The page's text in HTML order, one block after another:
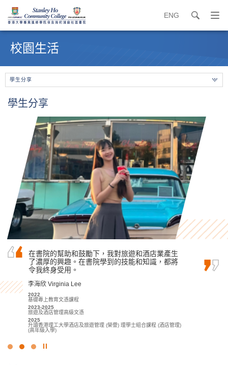
ENG search
打
開
始
校園生活
學生分享
學生分享
你可能是帶着淚水進來書院，但希望你離開時可
以帶着微笑。也許你在書院就讀的課程不是你理
想中的，但希望你在兩年後可以選擇自己想要的
孫慧淇 Sun Wai Ki
2021-2023
應用社會科學副學士(傳理、公關及新聞)
2023
香港浸會大學傳理學學士(榮譽) (公關及廣告)
在書院的幫助和鼓勵下，我對旅遊和酒店業產生
了濃厚的興趣。在書院學到的技能和知識，都將
令我終身受用。
李海欣 Virginia Lee
2022
基礎專上教育文憑課程
2023-2025
旅遊及酒店管理高級文憑
2025
升讀香港理工大學酒店及旅遊管理 (榮譽) 理學士組合課程 (酒店管理)
(高年級入學)
在書院就讀的兩年中，我透過高級文憑課程學習
到許多重要的知識和技能，這些都能為我迎接未
來的挑戰和困難做好準備。
羅健允 Killian Loh
2022-2024
商業管理學高級文憑 (管理及商業法律學)
2024
升讀香港科技大學工商管理學士(管理學) (學分豁免)
點